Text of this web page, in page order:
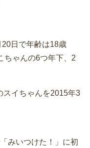
日で年齢は18歳
ちゃんの6つ年下、2
スイちゃんを2015年3
みいつけた！」に初